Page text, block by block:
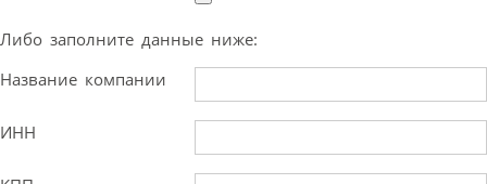
Либо заполните данные ниже:
Название компании
ИНН